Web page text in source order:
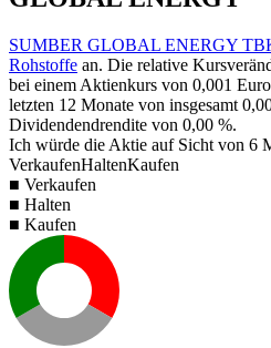
SUMBER GLOBAL ENERGY
Rohstoffe an. Die relative
bei einem Aktienkurs von 0,001
letzten 12 Monate von insgesamt
Dividendendrendite von 0,00 %.
Ich würde die Aktie auf Sicht von 6
VerkaufenHaltenKaufen
■ Verkaufen
■ Halten
■ Kaufen